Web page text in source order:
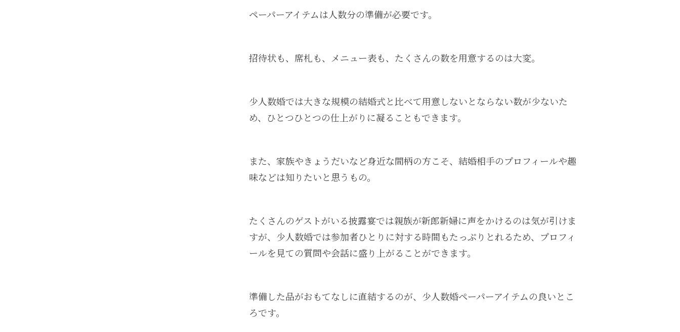
ペーパーアイテムは人数分の準備が必要です。
招待状も、席札も、メニュー表も、たくさんの数を用意するのは大変。
少人数婚では大きな規模の結婚式と比べて用意しないとならない数が少ないた
め、ひとつひとつの仕上がりに凝ることもできます。
また、家族やきょうだいなど身近な間柄の方こそ、結婚相手のプロフィールや趣
味などは知りたいと思うもの。
たくさんのゲストがいる披露宴では親族が新郎新婦に声をかけるのは気が引けま
すが、少人数婚では参加者ひとりに対する時間もたっぷりとれるため、プロフィ
ールを見ての質問や会話に盛り上がることができます。
準備した品がおもてなしに直結するのが、少人数婚ペーパーアイテムの良いとこ
ろです。